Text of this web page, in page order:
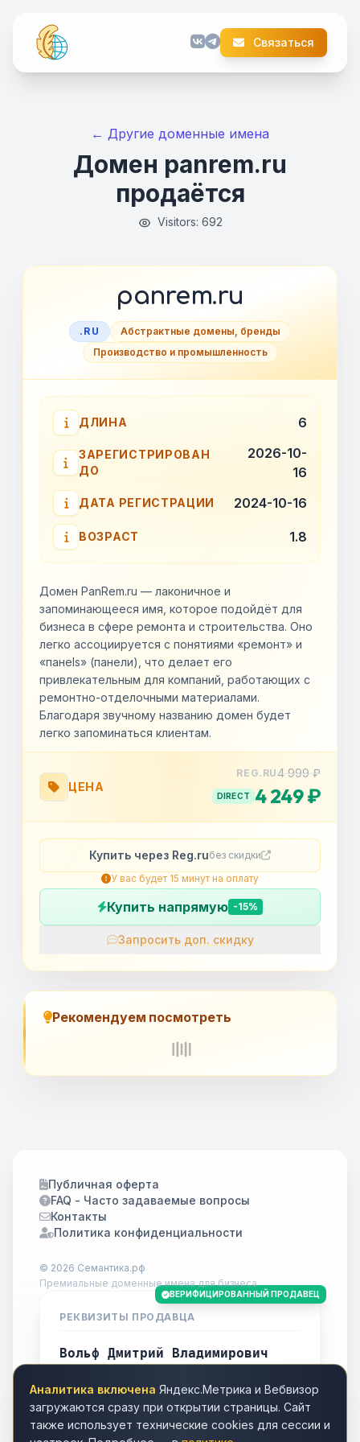
Аналитика включена Яндекс.Метрика и Вебвизор
загружаются сразу при открытии страницы. Сайт
также использует технические cookies для сессии и
Связаться
← Другие доменные имена
Домен panrem.ru
продаётся
Visitors: 692
panrem.ru
.RU
Абстрактные домены, бренды
Производство и промышленность
ДЛИНА 6
ЗАРЕГИСТРИРОВАН
ДО
2026-10-
16
ДАТА РЕГИСТРАЦИИ 2024-10-16
ВОЗРАСТ 1.8
Домен PanRem.ru — лаконичное и
запоминающееся имя, которое подойдёт для
бизнеса в сфере ремонта и строительства. Оно
легко ассоциируется с понятиями «ремонт» и
«панels» (панели), что делает его
привлекательным для компаний, работающих с
ремонтно-отделочными материалами.
Благодаря звучному названию домен будет
легко запоминаться клиентам.
ЦЕНА
REG.RU4 999 ₽
DIRECT 4 249 ₽
Купить через Reg.ruбез скидки
У вас будет 15 минут на оплату
Купить напрямую -15%
Запросить доп. скидку
Рекомендуем посмотреть
Публичная оферта
FAQ - Часто задаваемые вопросы
Контакты
Политика конфиденциальности
© 2026 Семантика.рф
Премиальные доменные имена для бизнеса.
ВЕРИФИЦИРОВАННЫЙ ПРОДАВЕЦ
РЕКВИЗИТЫ ПРОДАВЦА
Вольф Дмитрий Владимирович
Город
Томск
contact@семантика.рф